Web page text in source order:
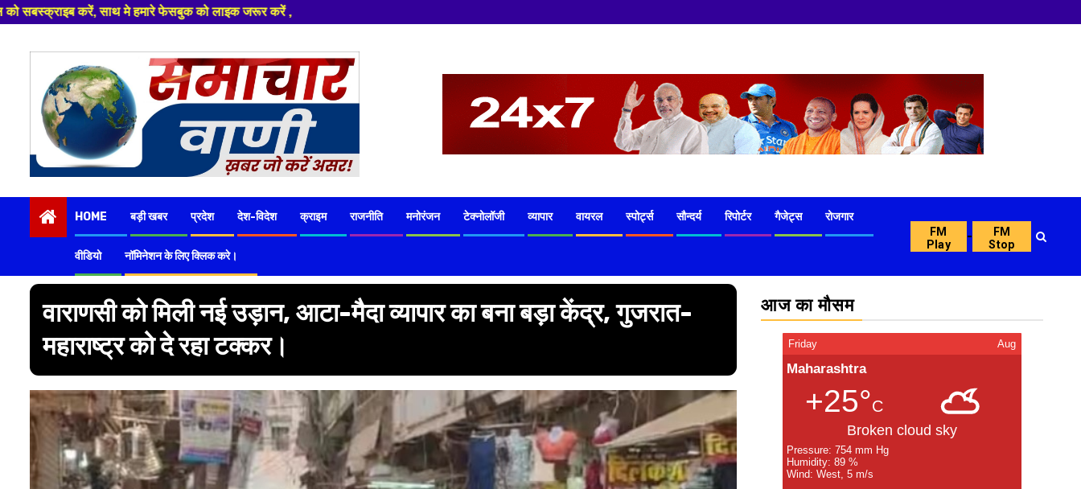
को लाइक जरूर करें ,
content
HOME बड़ी खबर प्रदेश देश-विदेश क्राइम राजनीति मनोरंजन टेक्नोलॉजी व्यापार वायरल स्पोर्ट्स सौन्दर्य रिपोर्टर गैजेट्स रोजगार
वीडियो नॉमिनेशन के लिए क्लिक करे।
FM
Play
-
FM
Stop
वाराणसी को मिली नई उड़ान, आटा-मैदा व्यापार का बना बड़ा केंद्र, गुजरात-
महाराष्ट्र को दे रहा टक्कर।
आज का मौसम
Friday Aug
Maharashtra
+25°C
Broken cloud sky
Pressure: 754 mm Hg
Humidity: 89 %
Wind: West, 5 m/s